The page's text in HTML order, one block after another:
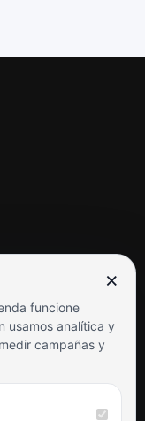
×
funcione
usamos analítica y
campañas y